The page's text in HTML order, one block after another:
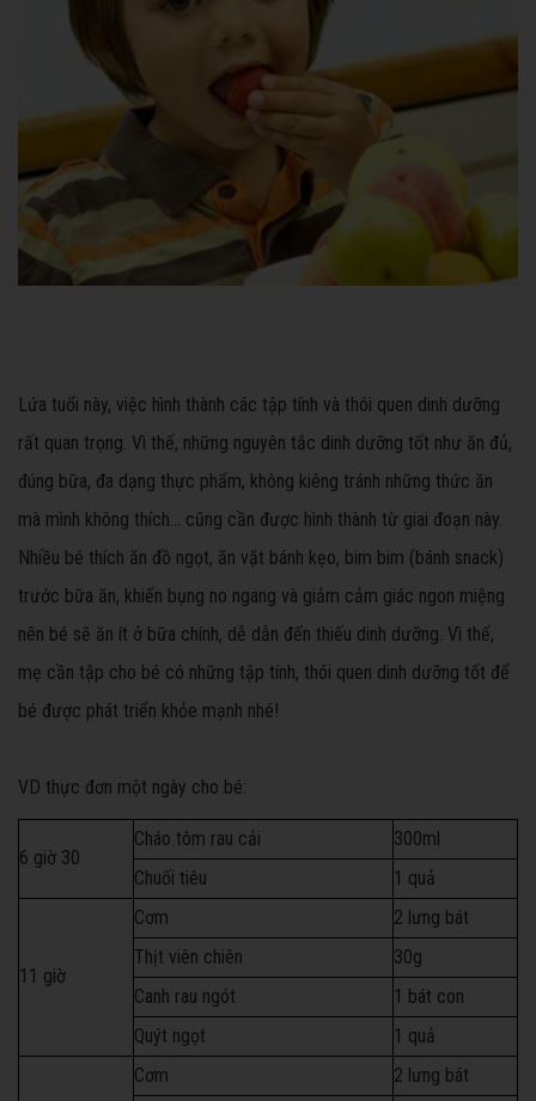
Lứa tuổi này, việc hình thành các tập tính và thói quen dinh dưỡng
rất quan trọng. Vì thế, những nguyên tắc dinh dưỡng tốt như ăn đủ,
đúng bữa, đa dạng thực phẩm, không kiêng tránh những thức ăn
mà mình không thích… cũng cần được hình thành từ giai đoạn này.
Nhiều bé thích ăn đồ ngọt, ăn vặt bánh kẹo, bim bim (bánh snack)
trước bữa ăn, khiến bụng no ngang và giảm cảm giác ngon miệng
nên bé sẽ ăn ít ở bữa chính, dễ dẫn đến thiếu dinh dưỡng. Vì thế,
mẹ cần tập cho bé có những tập tính, thói quen dinh dưỡng tốt để
bé được phát triển khỏe mạnh nhé!
VD thực đơn một ngày cho bé:
6 giờ 30
Cháo tôm rau cải
300ml
Chuối tiêu
1 quả
11 giờ
Cơm
2 lưng bát
Thịt viên chiên
30g
Canh rau ngót
1 bát con
Quýt ngọt
1 quả
Cơm
2 lưng bát